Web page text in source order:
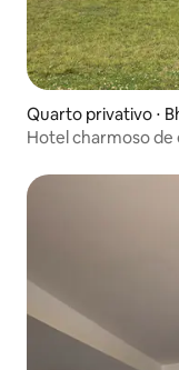
Quarto privativo ⋅
Hotel charmoso de